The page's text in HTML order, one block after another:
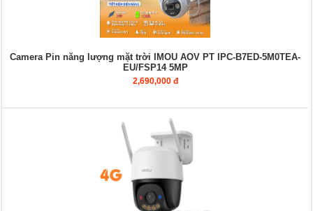
Camera Pin năng lượng mặt trời IMOU AOV PT IPC-B7ED-5M0TEA-
EU/FSP14 5MP
2,690,000 đ